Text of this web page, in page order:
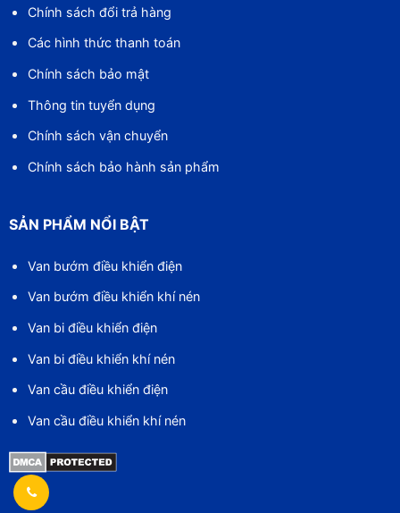
Chính sách đổi trả hàng
Các hình thức thanh toán
Chính sách bảo mật
Thông tin tuyển dụng
Chính sách vận chuyển
Chính sách bảo hành sản phẩm
SẢN PHẨM NỔI BẬT
Van bướm điều khiển điện
Van bướm điều khiển khí nén
Van bi điều khiển điện
Van bi điều khiển khí nén
Van cầu điều khiển điện
Van cầu điều khiển khí nén